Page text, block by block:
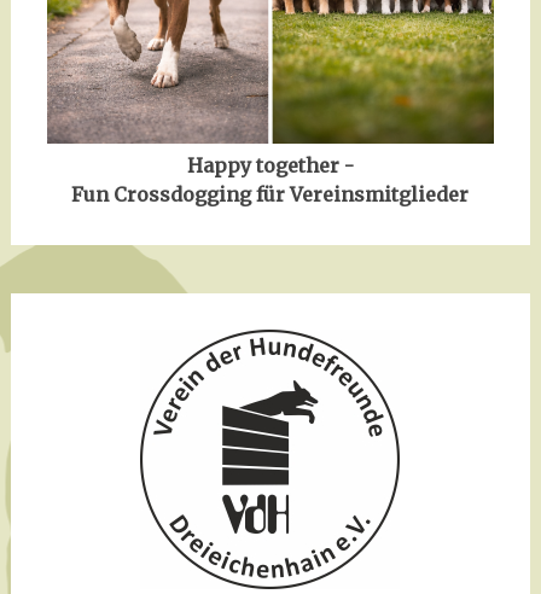
Happy together -
Fun Crossdogging für Vereinsmitglieder